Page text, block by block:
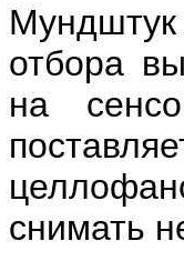
Мундштук
отбора
на
снимать